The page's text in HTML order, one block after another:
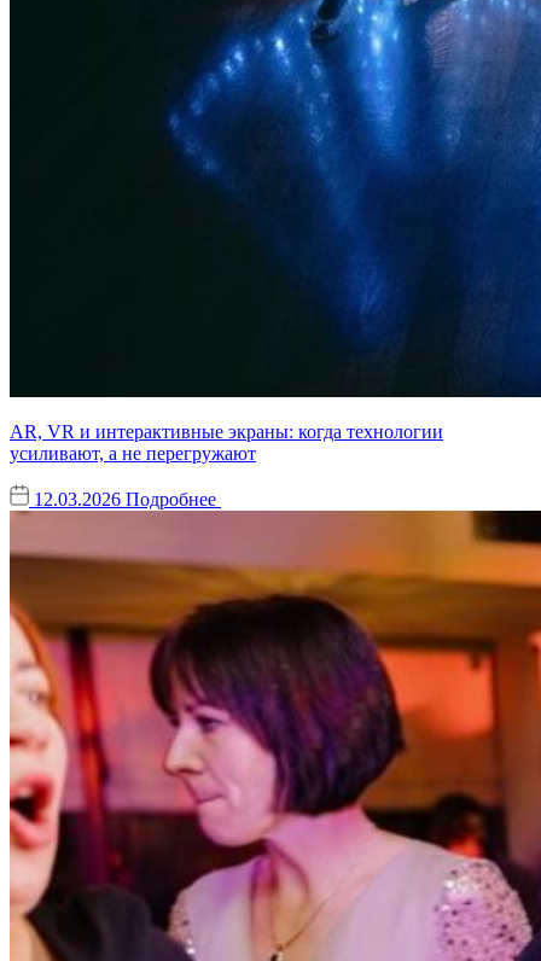
AR, VR и интерактивные экраны: когда технологии
усиливают, а не перегружают
12.03.2026 Подробнее